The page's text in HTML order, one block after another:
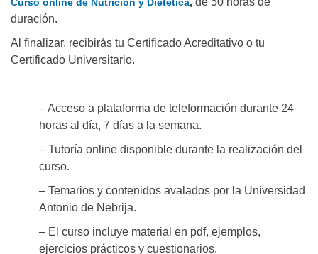
duración.
Al finalizar, recibirás tu Certificado Acreditativo o tu
Certificado Universitario.
– Acceso a plataforma de teleformación durante 24
horas al día, 7 días a la semana.
– Tutoría online disponible durante la realización del
curso.
– Temarios y contenidos avalados por la Universidad
Antonio de Nebrija.
– El curso incluye material en pdf, ejemplos,
ejercicios prácticos y cuestionarios.